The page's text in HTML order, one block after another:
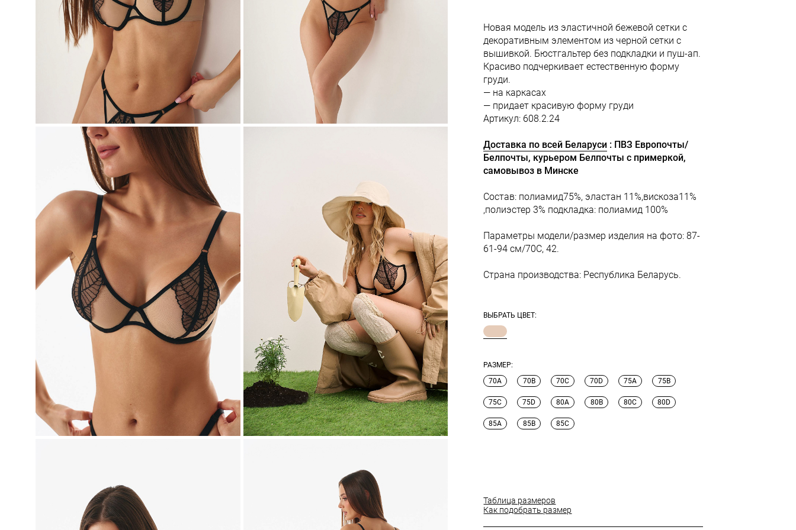
Новая модель из эластичной бежевой сетки с
декоративным элементом из черной сетки с
вышивкой. Бюстгальтер без подкладки и пуш-ап.
Красиво подчеркивает естественную форму
груди.
— на каркасах
— придает красивую форму груди
Артикул: 608.2.24
Доставка по всей Беларуси : ПВЗ Европочты/
Белпочты, курьером Белпочты с примеркой,
самовывоз в Минске
Состав: полиамид75%, эластан 11%,вискоза11%
,полиэстер 3% подкладка: полиамид 100%
Параметры модели/размер изделия на фото: 87-
61-94 см/70С, 42.
Страна производства: Республика Беларусь.
ВЫБРАТЬ ЦВЕТ:
РАЗМЕР:
70A
70B 70C 70D 75A 75B
75C 75D 80A 80B 80C 80D
85A 85B 85C
Таблица размеров
Как подобрать размер